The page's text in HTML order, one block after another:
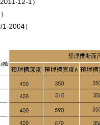
12-1）
2004）